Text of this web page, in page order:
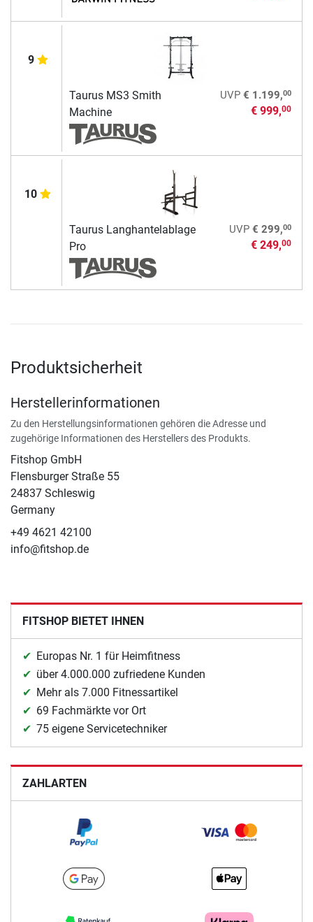
9
Taurus MS3 Smith
Machine
UVP € 1.199,00
€ 999,00
10
Taurus Langhantelablage
Pro
UVP € 299,00
€ 249,00
Produktsicherheit
Herstellerinformationen
Zu den Herstellungsinformationen gehören die Adresse und
zugehörige Informationen des Herstellers des Produkts.
Fitshop GmbH
Flensburger Straße 55
24837 Schleswig
Germany
+49 4621 42100
info@fitshop.de
FITSHOP BIETET IHNEN
Europas Nr. 1 für Heimfitness
über 4.000.000 zufriedene Kunden
Mehr als 7.000 Fitnessartikel
69 Fachmärkte vor Ort
75 eigene Servicetechniker
ZAHLARTEN